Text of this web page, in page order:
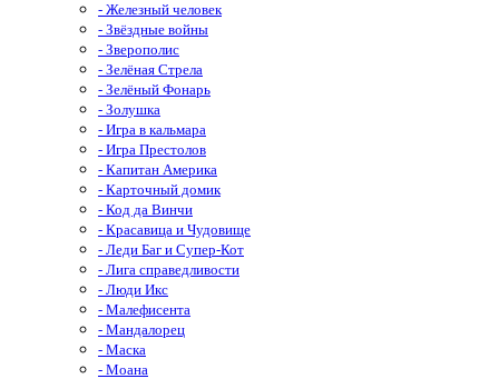
- Железный человек
- Звёздные войны
- Зверополис
- Зелёная Стрела
- Зелёный Фонарь
- Золушка
- Игра в кальмара
- Игра Престолов
- Капитан Америка
- Карточный домик
- Код да Винчи
- Красавица и Чудовище
- Леди Баг и Супер-Кот
- Лига справедливости
- Люди Икс
- Малефисента
- Мандалорец
- Маска
- Моана